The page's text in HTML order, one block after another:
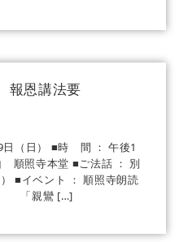
恩講法要
（日） ■時 間 ： 午後1
照寺本堂 ■ご法話 ： 別
■イベント ： 順照寺朗読
親鸞 […]